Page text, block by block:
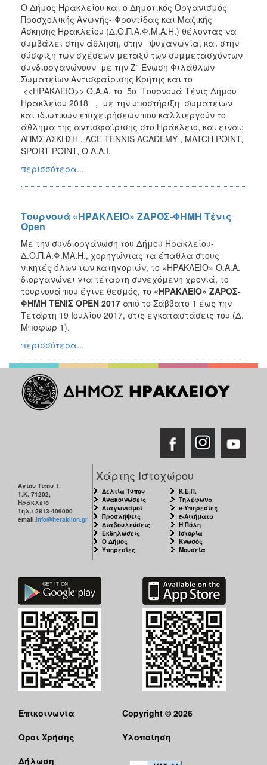
O Δήμος Ηρακλείου και ο Δημοτικός Οργανισμός
Προσχολικής Αγωγής- Φροντίδας και Μαζικής
Άσκησης Ηρακλείου (Δ.Ο.Π.Α.Φ.Μ.Α.Η.) θέλοντας να
συμβάλει στην άθληση, στην ψυχαγωγία, και στην
σύσφιξη των σχέσεων μεταξύ των συμμετασχόντων
συνδιοργανώνουν με την Ζ΄ Ένωση Φιλάθλων
Σωματείων Αντισφαίρισης Κρήτης και το
<<ΗΡΑΚΛΕΙΟ>> Ο.Α.Α. το 5o Τουρνουά Τένις Δήμου
Ηρακλείου 2018 , με την υποστήριξη σωματείων
και ιδιωτικών επιχειρήσεων που καλλιεργούν το
άθλημα της αντισφαίρισης στο Ηράκλειο, και είναι:
ΑΠΜΣ ΑΣΚΗΣΗ , ACE TENNIS ACADEMY , MATCH POINT,
SPORT POINT, Ο.Α.Α.Ι.
περισσότερα...
Τουρνουά «ΗΡΑΚΛΕΙΟ» ΖΑΡΟΣ-ΦΗΜΗ Τένις
Open
Με την συνδιοργάνωση του Δήμου Ηρακλείου-
Δ.Ο.Π.Α.Φ.ΜΑ.Η., χορηγώντας τα έπαθλα στους
νικητές όλων των κατηγοριών, το «ΗΡΑΚΛΕΙΟ» Ο.Α.Α.
διοργανώνει για τέταρτη συνεχόμενη χρονιά, το
τουρνουά που έγινε θεσμός, το «ΗΡΑΚΛΕΙΟ» ΖΑΡΟΣ-
ΦΗΜΗ ΤΕΝΙΣ OPEN 2017 από το Σάββατο 1 έως την
Τετάρτη 19 Ιουλίου 2017, στις εγκαταστάσεις του (Δ.
Μποφωρ 1).
περισσότερα...
Αγίου Τίτου 1,
Τ.Κ. 71202,
Ηράκλειο
Τηλ.: 2813-409000
email:info@heraklion.gr
Χάρτης Ιστοχώρου
Δελτία Τύπου
Ανακοινώσεις
Διαγωνισμοί
Προσλήψεις
Διαβουλεύσεις
Εκδηλώσεις
Ο Δήμος
Υπηρεσίες
Κ.Ε.Π.
Τηλέφωνα
e-Υπηρεσίες
e-Αιτήματα
Η Πόλη
Ιστορία
Κνωσός
Μουσεία
Επικοινωνία
Όροι Χρήσης
Δήλωση
Copyright © 2026
Υλοποίηση